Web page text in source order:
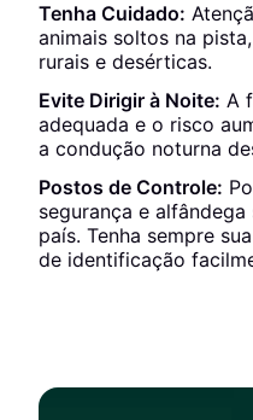
Tenha Cuidado:
animais soltos na
rurais e desérticas.
Evite Dirigir à Noite: A
adequada e o risco
a condução noturna
Postos de Controle:
segurança e
país. Tenha sempre
de identificação